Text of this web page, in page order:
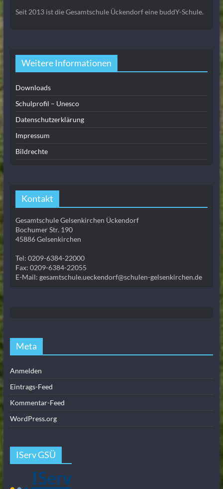
Seit 2013 ist die Gesamtschule Ückendorf eine buddY-Schule.
Weitere Informationen
Downloads
Schulprofil – Unesco
Datenschutzerklärung
Impressum
Bildrechte
Kontakt
Gesamtschule Gelsenkirchen Ückendorf
Bochumer Str. 190
45886 Gelsenkirchen
Tel: 0209-6384-22000
Fax: 0209-6384-22055
E-Mail: gesamtschule.ueckendorf@schulen-gelsenkirchen.de
Meta
Anmelden
Eintrags-Feed
Kommentar-Feed
WordPress.org
IServ GSÜ